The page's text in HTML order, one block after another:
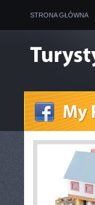
STRONA GŁÓWNA